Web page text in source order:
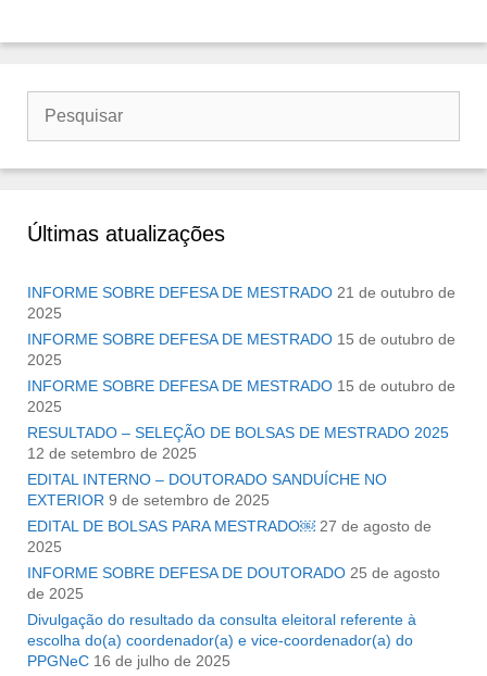
por:
Últimas atualizações
INFORME SOBRE DEFESA DE MESTRADO 21 de outubro de
2025
INFORME SOBRE DEFESA DE MESTRADO 15 de outubro de
2025
INFORME SOBRE DEFESA DE MESTRADO 15 de outubro de
2025
RESULTADO – SELEÇÃO DE BOLSAS DE MESTRADO 2025
12 de setembro de 2025
EDITAL INTERNO – DOUTORADO SANDUÍCHE NO
EXTERIOR 9 de setembro de 2025
EDITAL DE BOLSAS PARA MESTRADO￼ 27 de agosto de
2025
INFORME SOBRE DEFESA DE DOUTORADO 25 de agosto
de 2025
Divulgação do resultado da consulta eleitoral referente à
escolha do(a) coordenador(a) e vice-coordenador(a) do
PPGNeC 16 de julho de 2025